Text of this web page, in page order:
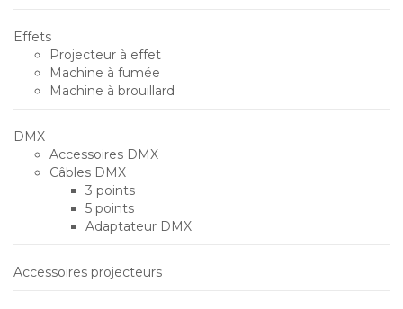
Effets
Projecteur à effet
Machine à fumée
Machine à brouillard
DMX
Accessoires DMX
Câbles DMX
3 points
5 points
Adaptateur DMX
Accessoires projecteurs